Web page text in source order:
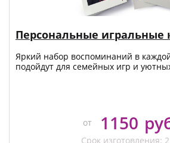
Персональные игральные
Яркий набор воспоминаний в
подойдут для семейных игр и
от 1150
Срок изготовления: